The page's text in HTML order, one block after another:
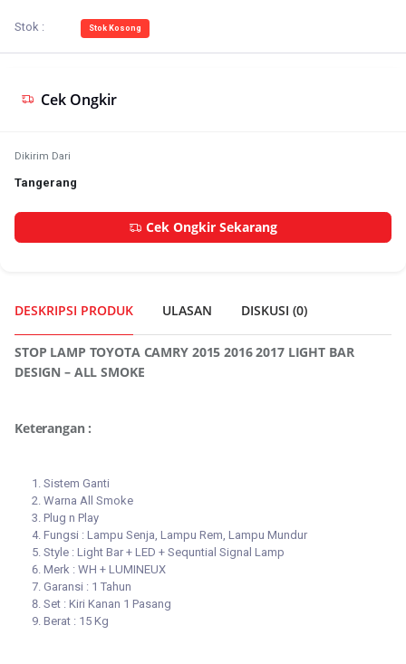
Stok : Stok Kosong
Cek Ongkir
Dikirim Dari
Tangerang
Cek Ongkir Sekarang
DESKRIPSI PRODUK ULASAN DISKUSI (0)
STOP LAMP TOYOTA CAMRY 2015 2016 2017 LIGHT BAR
DESIGN – ALL SMOKE
Keterangan :
Sistem Ganti
Warna All Smoke
Plug n Play
Fungsi : Lampu Senja, Lampu Rem, Lampu Mundur
Style : Light Bar + LED + Sequntial Signal Lamp
Merk : WH + LUMINEUX
Garansi : 1 Tahun
Set : Kiri Kanan 1 Pasang
Berat : 15 Kg